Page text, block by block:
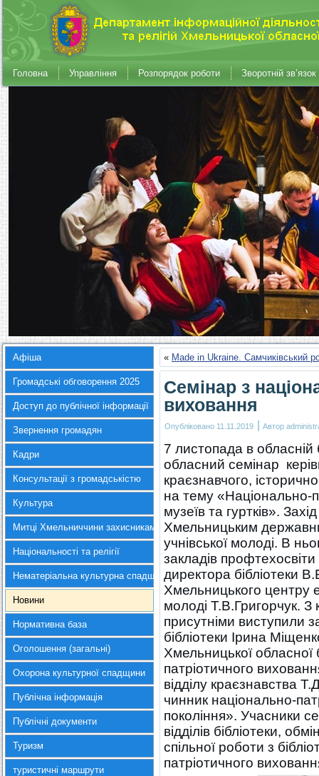
Головна Управління Розпорядок роботи Зворотній зв’язок
Афіша
Громадські обговорення 2025
Доступ до публічної інформації
Звернення громадян
Кадри
Консультації з громадськістю
Культура
Митці Хмельниччини захисникам України
Національності та релігії
Нематеріальна культурна спадщина
Новини
Нормативна база
Оголошення (загальні)
Охорона культурної спадщини
Публічна інформація
Публічні документи
Туризм
туристичні маршрути
« Made in Ukraine. Самчиківський
Семінар з
виховання
Опубліковано 11.11.2019 | Автор
7 листопада в обласній
обласний семінар
краєзнавчого,
на тему «Національно-
музеїв та гуртків».
Хмельницьким
учнівської молоді. В
закладів
директора бібліотеки
Хмельницького центру
молоді Т.В.Григорчук. З
присутніми виступили
бібліотеки Ірина
Хмельницької обласної
патріотичного
відділу краєзнавства
чинник національно-
покоління». Учасники
відділів бібліотеки,
спільної роботи з
патріотичного